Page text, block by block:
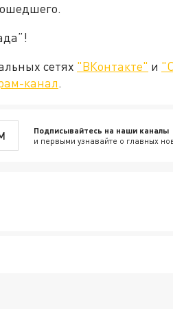
сетях "ВКонтакте" и
канал.
Подписывайтесь на наши каналы
и первыми узнавайте о главных